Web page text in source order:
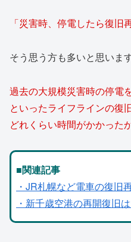
「災害時、停電したら復旧
そう思う方も多いと思います
過去の大規模災害時の停電
といったライフラインの復
どれくらい時間がかかった
■関連記事
・JR札幌など電車の復旧
・新千歳空港の再開復旧